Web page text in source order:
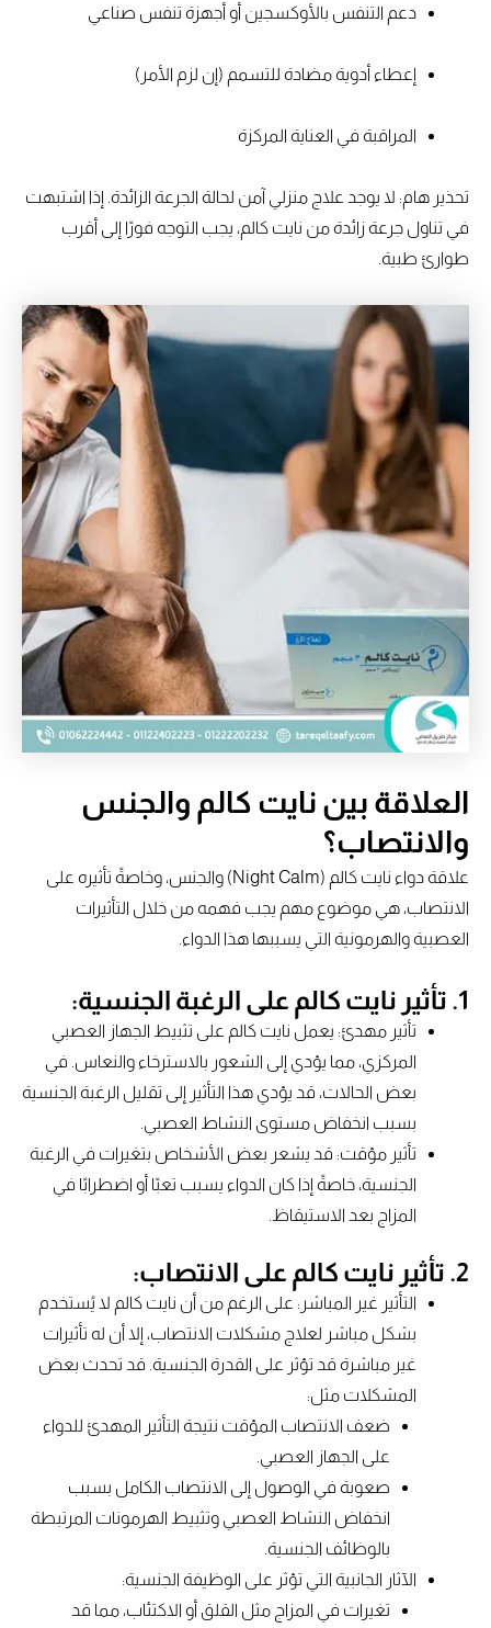
دعم التنفس بالأوكسجين أو أجهزة تنفس صناعي
إعطاء أدوية مضادة للتسمم (إن لزم الأمر)
المراقبة في العناية المركزة
تحذير هام: لا يوجد علاج منزلي آمن لحالة الجرعة الزائدة. إذا اشتبهت
في تناول جرعة زائدة من نايت كالم، يجب التوجه فورًا إلى أقرب
طوارئ طبية.
العلاقة بين نايت كالم والجنس
والانتصاب؟
علاقة دواء نايت كالم (Night Calm) والجنس، وخاصةً تأثيره على
الانتصاب، هي موضوع مهم يجب فهمه من خلال التأثيرات
العصبية والهرمونية التي يسببها هذا الدواء.
تأثير مهدئ: يعمل نايت كالم على تثبيط الجهاز العصبي
المركزي، مما يؤدي إلى الشعور بالاسترخاء والنعاس. في
بعض الحالات، قد يؤدي هذا التأثير إلى تقليل الرغبة الجنسية
بسبب انخفاض مستوى النشاط العصبي.
تأثير مؤقت: قد يشعر بعض الأشخاص بتغيرات في الرغبة
الجنسية، خاصةً إذا كان الدواء يسبب تعبًا أو اضطرابًا في
المزاج بعد الاستيقاظ.
2. تأثير نايت كالم على الانتصاب:
التأثير غير المباشر: على الرغم من أن نايت كالم لا يُستخدم
بشكل مباشر لعلاج مشكلات الانتصاب، إلا أن له تأثيرات
غير مباشرة قد تؤثر على القدرة الجنسية. قد تحدث بعض
المشكلات مثل:
ضعف الانتصاب المؤقت نتيجة التأثير المهدئ للدواء
على الجهاز العصبي.
صعوبة في الوصول إلى الانتصاب الكامل بسبب
انخفاض النشاط العصبي وتثبيط الهرمونات المرتبطة
بالوظائف الجنسية.
الآثار الجانبية التي تؤثر على الوظيفة الجنسية:
تغيرات في المزاج مثل القلق أو الاكتئاب، مما قد